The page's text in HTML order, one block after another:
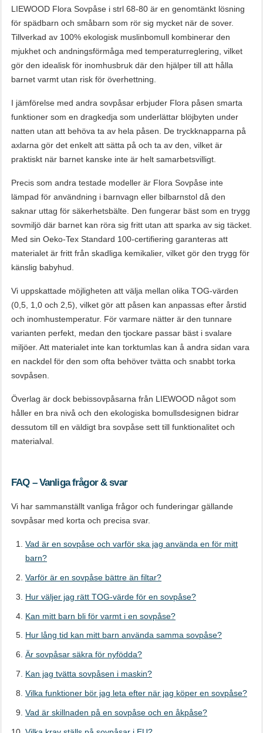
LIEWOOD Flora Sovpåse i strl 68-80 är en genomtänkt lösning
för spädbarn och småbarn som rör sig mycket när de sover.
Tillverkad av 100% ekologisk muslinbomull kombinerar den
mjukhet och andningsförmåga med temperaturreglering, vilket
gör den idealisk för inomhusbruk där den hjälper till att hålla
barnet varmt utan risk för överhettning.
I jämförelse med andra sovpåsar erbjuder Flora påsen smarta
funktioner som en dragkedja som underlättar blöjbyten under
natten utan att behöva ta av hela påsen. De tryckknapparna på
axlarna gör det enkelt att sätta på och ta av den, vilket är
praktiskt när barnet kanske inte är helt samarbetsvilligt.
Precis som andra testade modeller är Flora Sovpåse inte
lämpad för användning i barnvagn eller bilbarnstol då den
saknar uttag för säkerhetsbälte. Den fungerar bäst som en trygg
sovmiljö där barnet kan röra sig fritt utan att sparka av sig täcket.
Med sin Oeko-Tex Standard 100-certifiering garanteras att
materialet är fritt från skadliga kemikalier, vilket gör den trygg för
känslig babyhud.
Vi uppskattade möjligheten att välja mellan olika TOG-värden
(0,5, 1,0 och 2,5), vilket gör att påsen kan anpassas efter årstid
och inomhustemperatur. För varmare nätter är den tunnare
varianten perfekt, medan den tjockare passar bäst i svalare
miljöer. Att materialet inte kan torktumlas kan å andra sidan vara
en nackdel för den som ofta behöver tvätta och snabbt torka
sovpåsen.
Överlag är dock bebissovpåsarna från LIEWOOD något som
håller en bra nivå och den ekologiska bomullsdesignen bidrar
dessutom till en väldigt bra sovpåse sett till funktionalitet och
materialval.
FAQ – Vanliga frågor & svar
Vi har sammanställt vanliga frågor och funderingar gällande
sovpåsar med korta och precisa svar.
Vad är en sovpåse och varför ska jag använda en för mitt
barn?
Varför är en sovpåse bättre än filtar?
Hur väljer jag rätt TOG-värde för en sovpåse?
Kan mitt barn bli för varmt i en sovpåse?
Hur lång tid kan mitt barn använda samma sovpåse?
Är sovpåsar säkra för nyfödda?
Kan jag tvätta sovpåsen i maskin?
Vilka funktioner bör jag leta efter när jag köper en sovpåse?
Vad är skillnaden på en sovpåse och en åkpåse?